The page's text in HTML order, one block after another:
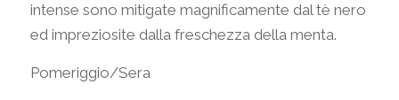
intense sono mitigate magnificamente dal tè nero
ed impreziosite dalla freschezza della menta.
Pomeriggio/Sera